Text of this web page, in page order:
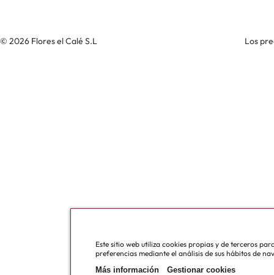
© 2026 Flores el Calé S.L Los
Este sitio web utiliza cookies propias y de terceros
preferencias mediante el análisis de sus hábitos de
Más información
Gestionar cookies